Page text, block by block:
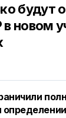
будут
новом